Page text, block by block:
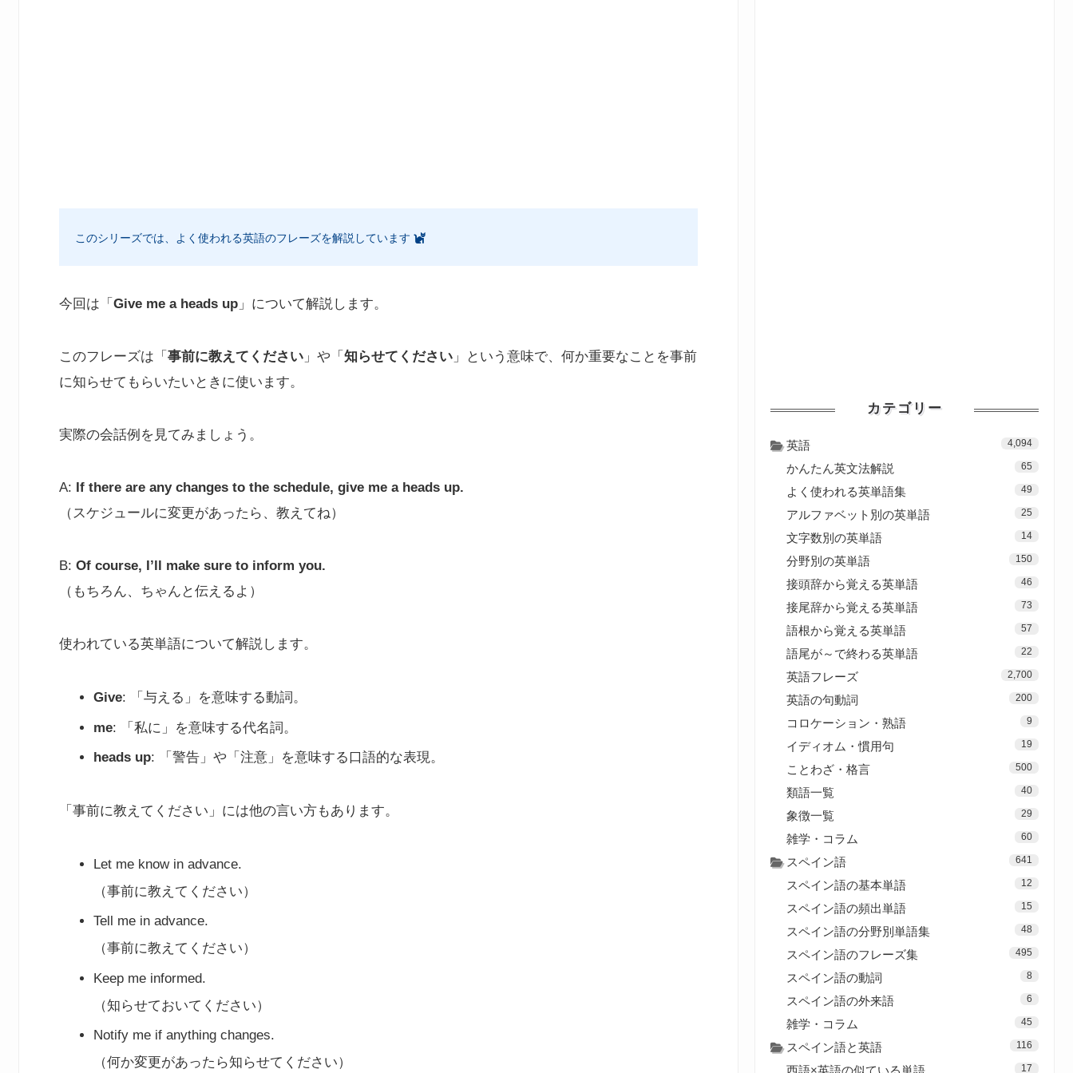
このシリーズでは、よく使われる英語のフレーズを解説しています
今回は「 Give me a heads up 」について解説します。
このフレーズは「 事前に教えてください 」や「 知らせてください 」という意味で、何か重要なことを事前
に知らせてもらいたいときに使います。
実際の会話例を見てみましょう。
A: If there are any changes to the schedule, give me a heads up.
（スケジュールに変更があったら、教えてね）
B: Of course, I’ll make sure to inform you.
（もちろん、ちゃんと伝えるよ）
使われている英単語について解説します。
Give: 「与える」を意味する動詞。
me: 「私に」を意味する代名詞。
heads up: 「警告」や「注意」を意味する口語的な表現。
「事前に教えてください」には他の言い方もあります。
Let me know in advance.
（事前に教えてください）
Tell me in advance.
（事前に教えてください）
Keep me informed.
（知らせておいてください）
Notify me if anything changes.
（何か変更があったら知らせてください）
カテゴリー
英語 4,094
かんたん英文法解説 65
よく使われる英単語集 49
アルファベット別の英単語 25
文字数別の英単語 14
分野別の英単語 150
接頭辞から覚える英単語 46
接尾辞から覚える英単語 73
語根から覚える英単語 57
語尾が～で終わる英単語 22
英語フレーズ 2,700
英語の句動詞 200
コロケーション・熟語 9
イディオム・慣用句 19
ことわざ・格言 500
類語一覧 40
象徴一覧 29
雑学・コラム 60
スペイン語 641
スペイン語の基本単語 12
スペイン語の頻出単語 15
スペイン語の分野別単語集 48
スペイン語のフレーズ集 495
スペイン語の動詞 8
スペイン語の外来語 6
雑学・コラム 45
スペイン語と英語 116
西語×英語の似ている単語 17